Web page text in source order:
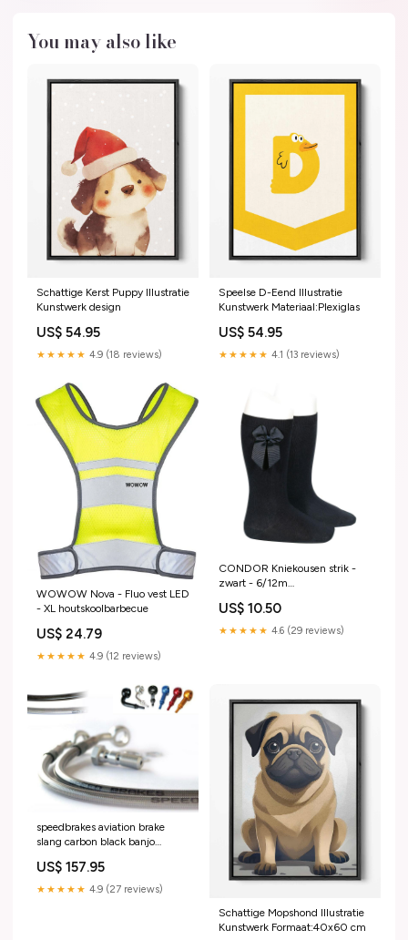
You may also like
Schattige Kerst Puppy Illustratie
Kunstwerk design
US$ 54.95
★★★★★ 4.9 (18 reviews)
Speelse D-Eend Illustratie
Kunstwerk Materiaal:Plexiglas
US$ 54.95
★★★★★ 4.1 (13 reviews)
WOWOW Nova - Fluo vest LED
- XL houtskoolbarbecue
US$ 24.79
★★★★★ 4.9 (12 reviews)
CONDOR Kniekousen strik -
zwart - 6/12m
US$ 10.50
★★★★★ 4.6 (29 reviews)
speedbrakes aviation brake
slang carbon black banjo
1190-2015-esi8585122
US$ 157.95
★★★★★ 4.9 (27 reviews)
Schattige Mopshond Illustratie
Kunstwerk Formaat:40x60 cm